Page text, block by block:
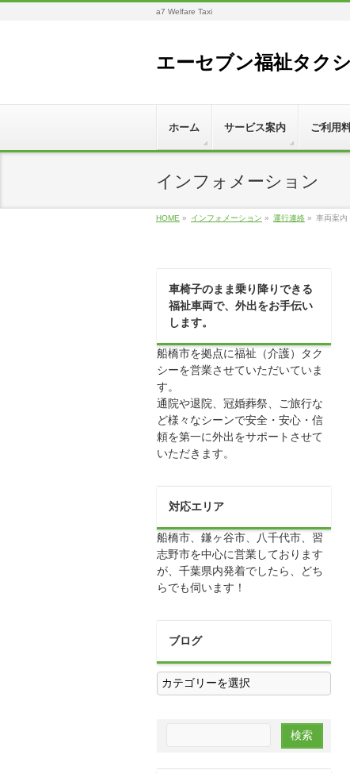
a7 Welfare Taxi
エーセブン福祉タク
ホーム サービス案内 ご利用
インフォメーション
HOME » インフォメーション » 運行連絡 » 車両案内
車椅子のまま乗り降りできる
福祉車両で、外出をお手伝い
します。
船橋市を拠点に福祉（介護）タク
シーを営業させていただいていま
す。
通院や退院、冠婚葬祭、ご旅行な
ど様々なシーンで安全・安心・信
頼を第一に外出をサポートさせて
いただきます。
対応エリア
船橋市、鎌ヶ谷市、八千代市、習
志野市を中心に営業しております
が、千葉県内発着でしたら、どち
らでも伺います！
ブログ
ブ
ロ